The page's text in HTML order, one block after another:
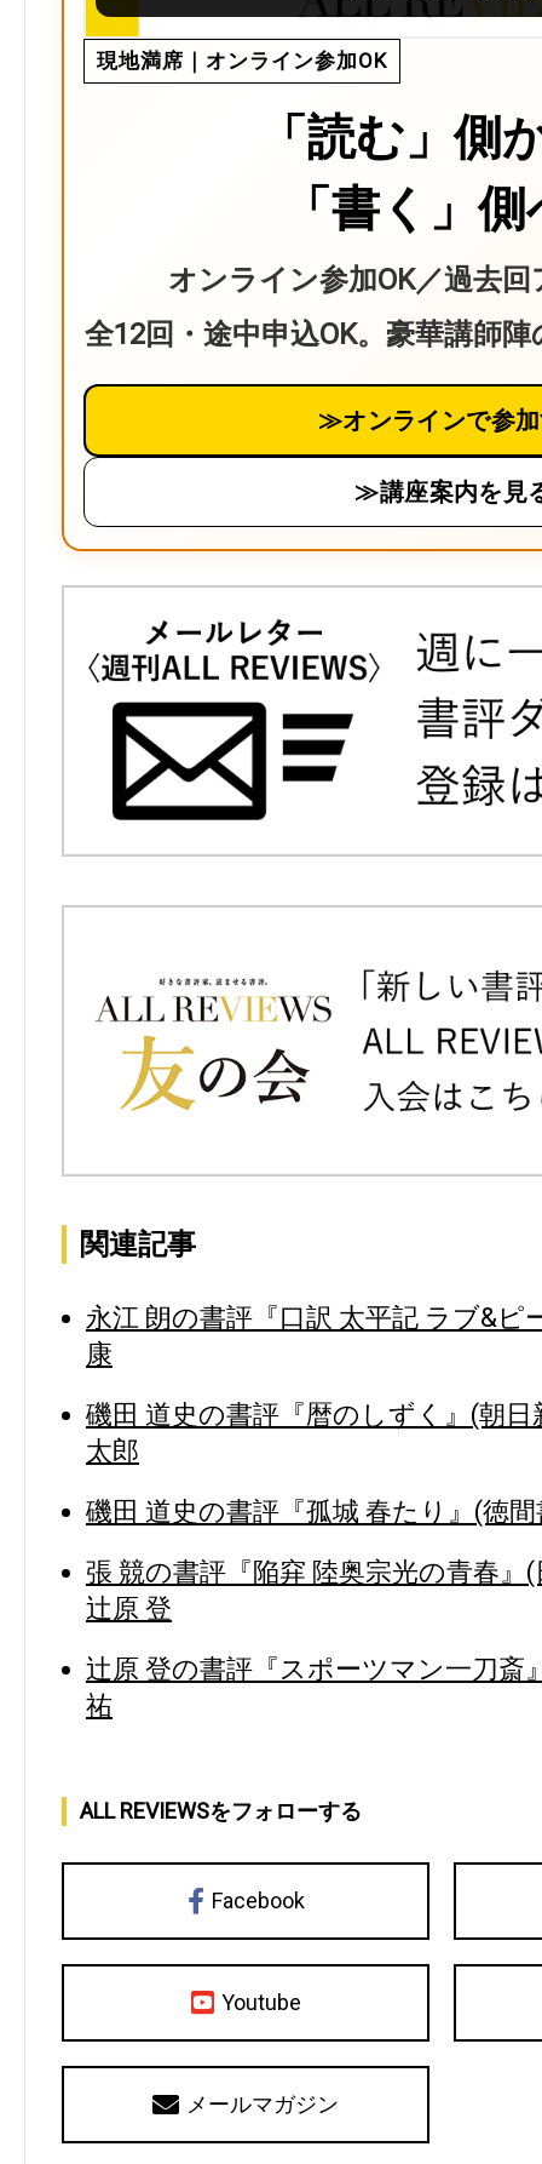
現地満席｜オンライン参加OK
「読む」側
「書く」
オンライン参加OK／過去
全12回・途中申込OK。豪華講師
≫オンラインで参
≫講座案内を見
関連記事
永江 朗の書評『口訳 太平記 ラブ&ピ
康
磯田 道史の書評『暦のしずく』(朝日
太郎
磯田 道史の書評『孤城 春たり』(徳
張 競の書評『陥穽 陸奥宗光の青春』
辻原 登
辻原 登の書評『スポーツマン一刀斎
祐
ALL REVIEWSをフォローする
Facebook
Youtube
メールマガジン